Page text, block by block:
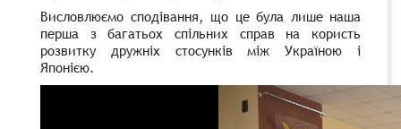
Висловлюємо сподівання, що це була лише наша
перша з багатьох спільних справ на користь
розвитку дружніх стосунків між Україною і
Японією.